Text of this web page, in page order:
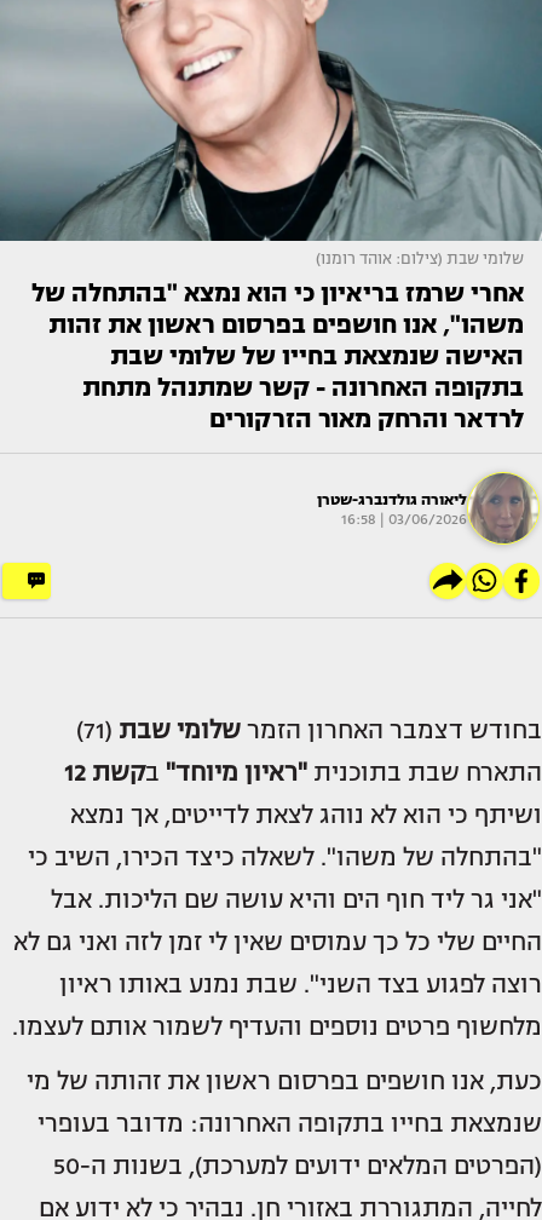
שלומי שבת (צילום: אוהד רומנו)
אחרי שרמז בריאיון כי הוא נמצא "בהתחלה של
משהו", אנו חושפים בפרסום ראשון את זהות
האישה שנמצאת בחייו של שלומי שבת
בתקופה האחרונה - קשר שמתנהל מתחת
לרדאר והרחק מאור הזרקורים
ליאורה גולדנברג-שטרן
03/06/2026 | 16:58
בחודש דצמבר האחרון הזמר שלומי שבת
(71)
התארח שבת בתוכנית "ראיון מיוחד" בקשת 12
ושיתף כי הוא לא נוהג לצאת לדייטים, אך נמצא
"בהתחלה של משהו". לשאלה כיצד הכירו, השיב כי
"אני גר ליד חוף הים והיא עושה שם הליכות. אבל
החיים שלי כל כך עמוסים שאין לי זמן לזה ואני גם לא
רוצה לפגוע בצד השני". שבת נמנע באותו ראיון
מלחשוף פרטים נוספים והעדיף לשמור אותם לעצמו.
כעת, אנו חושפים בפרסום ראשון את זהותה של מי
שנמצאת בחייו בתקופה האחרונה: מדובר בעופרי
(הפרטים המלאים ידועים למערכת), בשנות ה-50
לחייה, המתגוררת באזורי חן. נבהיר כי לא ידוע אם